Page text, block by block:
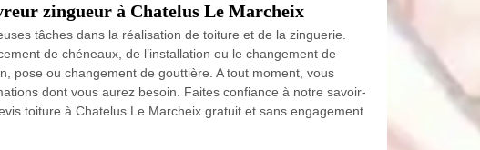
zingueur à Chatelus Le Marcheix
tâches dans la réalisation de toiture et de la zinguerie.
de chéneaux, de l’installation ou le changement de
pose ou changement de gouttière. A tout moment, vous
dont vous aurez besoin. Faites confiance à notre savoir-
toiture à Chatelus Le Marcheix gratuit et sans engagement